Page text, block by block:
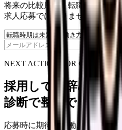
将来の比較用に、転職時期と気
求人応募ではありません。
NEXT ACTION FOR CLINICS
採用しても辞めてし
診断で整理できます
応募時に期待した働き方と、入